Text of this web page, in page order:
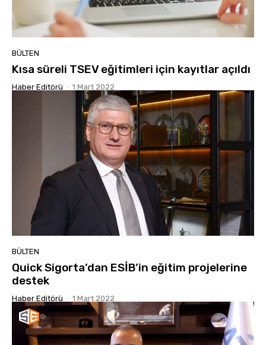
BÜLTEN
Kısa süreli TSEV eğitimleri için kayıtlar açıldı
Haber Editörü - 1 Mart 2022
BÜLTEN
Quick Sigorta’dan ESİB’in eğitim projelerine
destek
Haber Editörü - 1 Mart 2022